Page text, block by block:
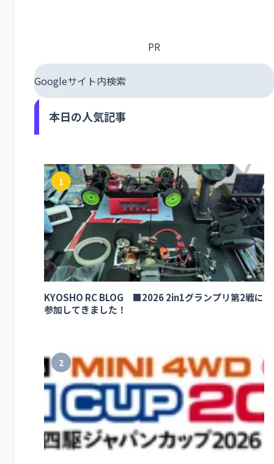
PR
Googleサイト内検索
本日の人気記事
1
KYOSHO RC BLOG ■2026 2in1グランプリ第2戦に
参加してきました！
2